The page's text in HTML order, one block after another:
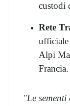
custodi
Rete
ufficiale
Alpi
Francia.
"Le